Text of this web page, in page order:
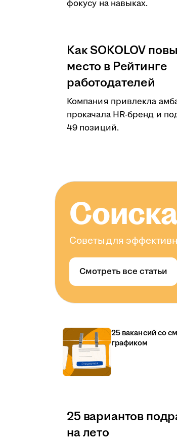
фокусу на навыках.
Как SOKOLOV
место в Рейтинге
работодателей
Компания привлекла
прокачала HR-бренд и
49 позиций.
Советы для
Смотреть все статьи
25 вакансий со
графиком
25 вариантов
на лето